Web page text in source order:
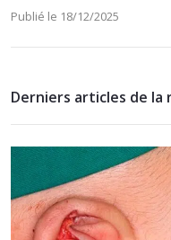
Publié le 18/12/2025
Derniers articles de la